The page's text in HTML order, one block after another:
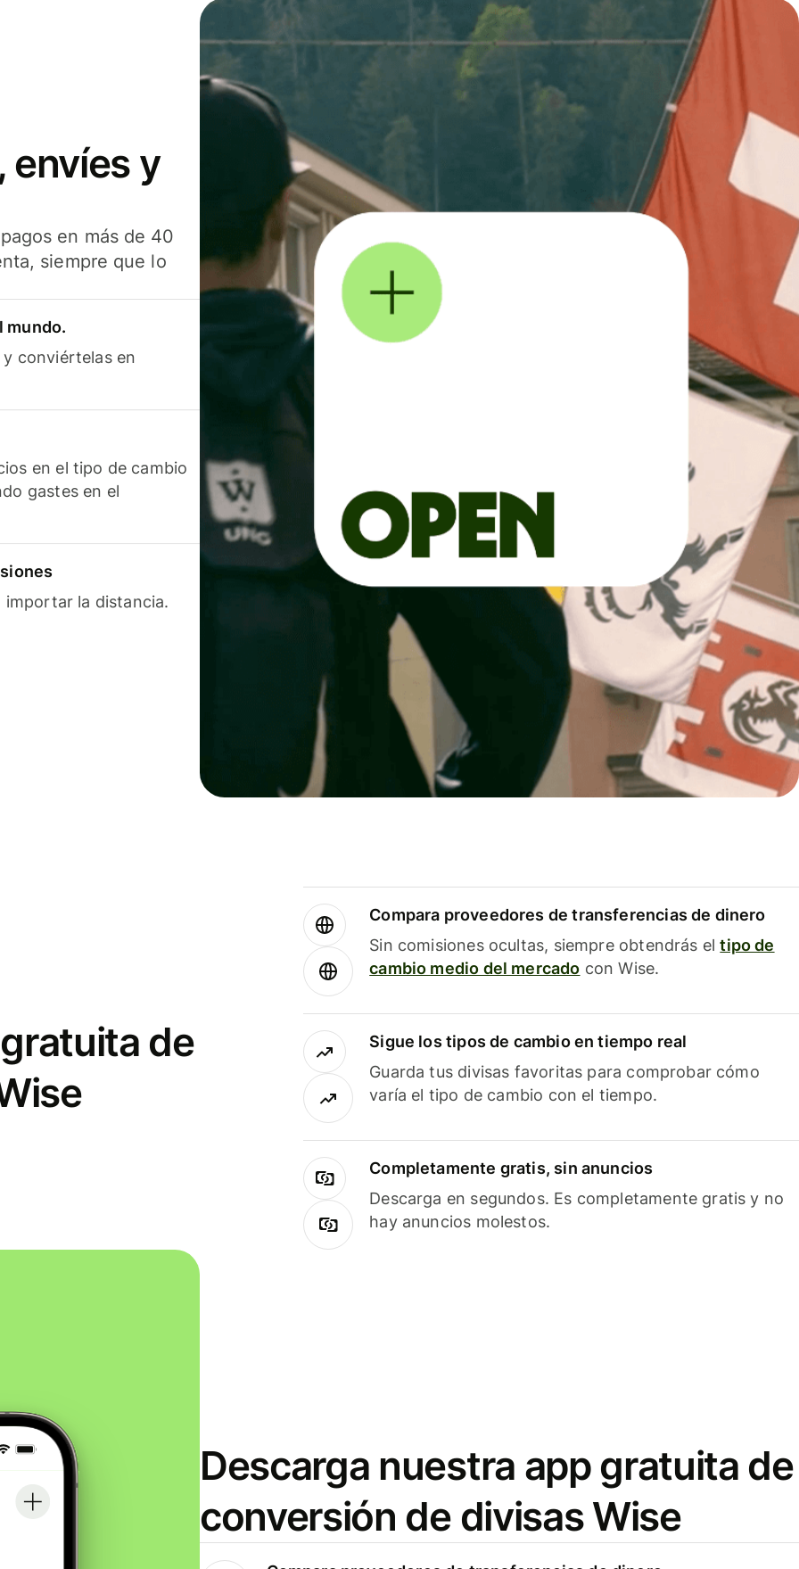
envíes y
en más de 40
siempre que lo
mundo.
conviértelas en
en el tipo de cambio
gastes en el
importar la distancia.
de
Compara proveedores de transferencias de dinero
Sin comisiones ocultas, siempre obtendrás eltipo de
cambio medio del mercado con Wise.
Sigue los tipos de cambio en tiempo real
Guarda tus divisas favoritas para comprobar cómo
varía el tipo de cambio con el tiempo.
Completamente gratis, sin anuncios
Descarga en segundos. Es completamente gratis y no
hay anuncios molestos.
Descarga nuestra app gratuita de
conversión de divisas Wise